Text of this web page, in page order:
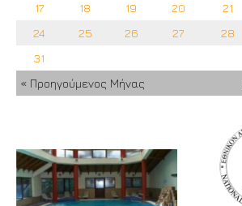
17
18 19 20 21
24
25 26 27 28
31
« Προηγούμενος Μήνας